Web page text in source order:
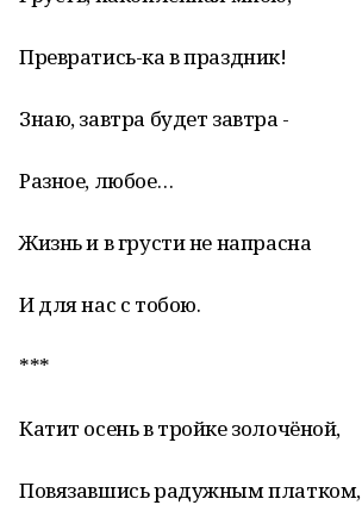
Превратись-ка в праздник!
Знаю, завтра будет завтра -
Разное, любое…
Жизнь и в грусти не напрасна
И для нас с тобою.
***
Катит осень в тройке золочёной,
Повязавшись радужным платком,